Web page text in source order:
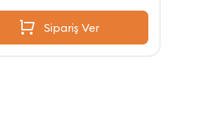
Sipariş Ver